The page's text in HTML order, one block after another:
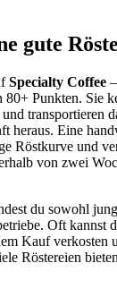
gute
Specialty Coffee
Punkten. Sie
transportieren
heraus. Eine
Röstkurve und
von zwei
du sowohl
Oft kannst
Kauf verkosten
Röstereien